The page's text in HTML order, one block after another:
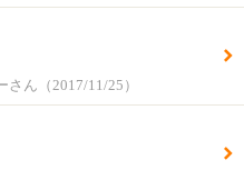
ん（2017/11/25）